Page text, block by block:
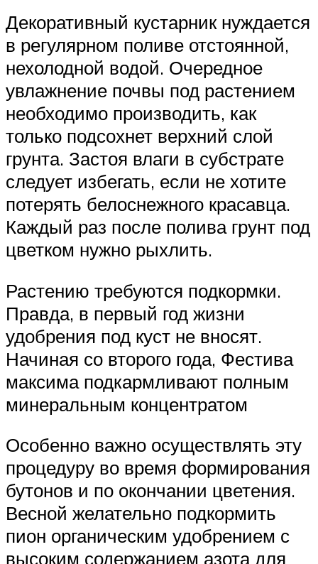
Декоративный кустарник нуждается
в регулярном поливе отстоянной,
нехолодной водой. Очередное
увлажнение почвы под растением
необходимо производить, как
только подсохнет верхний слой
грунта. Застоя влаги в субстрате
следует избегать, если не хотите
потерять белоснежного красавца.
Каждый раз после полива грунт под
цветком нужно рыхлить.
Растению требуются подкормки.
Правда, в первый год жизни
удобрения под куст не вносят.
Начиная со второго года, Фестива
максима подкармливают полным
минеральным концентратом
Особенно важно осуществлять эту
процедуру во время формирования
бутонов и по окончании цветения.
Весной желательно подкормить
пион органическим удобрением с
высоким содержанием азота для